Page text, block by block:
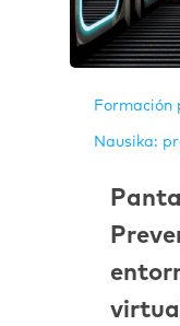
Formación
Nausika: